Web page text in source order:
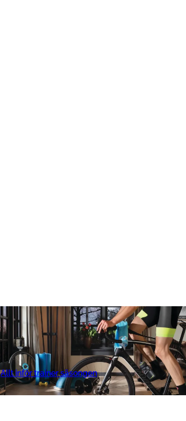
Allt inför trainer säsongen